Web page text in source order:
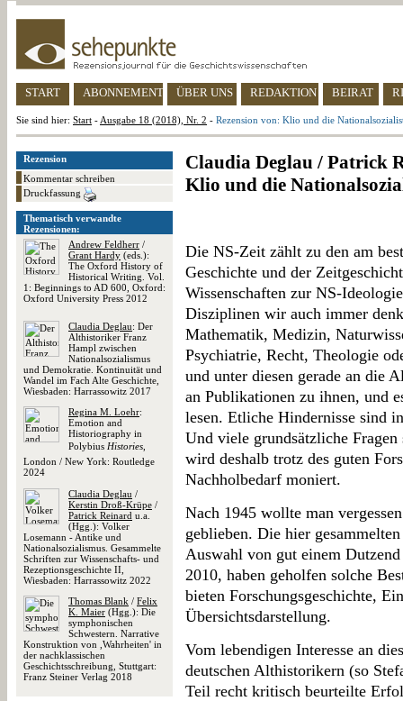
START ABONNEMENT ÜBER UNS REDAKTION BEIRAT
Sie sind hier: Start - Ausgabe 18 (2018), Nr. 2 - Rezension von: Klio und die
Rezension
Kommentar schreiben
Druckfassung
Thematisch verwandte
Rezensionen:
Andrew Feldherr /
Grant Hardy (eds.):
The Oxford History of
Historical Writing. Vol.
1: Beginnings to AD 600, Oxford:
Oxford University Press 2012
Claudia Deglau: Der
Althistoriker Franz
Hampl zwischen
Nationalsozialismus
und Demokratie. Kontinuität und
Wandel im Fach Alte Geschichte,
Wiesbaden: Harrassowitz 2017
Regina M. Loehr:
Emotion and
Historiography in
Polybius Histories
London / New York: Routledge
2024
Claudia Deglau /
Kerstin Droß-Krüpe /
Patrick Reinard u.a.
(Hgg.): Volker
Losemann - Antike und
Nationalsozialismus. Gesammelte
Schriften zur Wissenschafts- und
Rezeptionsgeschichte II,
Wiesbaden: Harrassowitz 2022
Thomas Blank / Felix
K. Maier (Hgg.): Die
symphonischen
Schwestern. Narrative
Konstruktion von ,Wahrheiten' in
der nachklassischen
Geschichtsschreibung, Stuttgart:
Franz Steiner Verlag 2018
Claudia Deglau / Patrick
Klio und die
Die NS-Zeit zählt zu den am
Geschichte und der
Wissenschaften zur NS-
Disziplinen wir auch immer
Mathematik, Medizin,
Psychiatrie, Recht, Theologie
und unter diesen gerade an die
an Publikationen zu ihnen, und
lesen. Etliche Hindernisse sind
Und viele grundsätzliche
wird deshalb trotz des guten
Nachholbedarf moniert.
Nach 1945 wollte man
geblieben. Die hier
Auswahl von gut einem
2010, haben geholfen solche
bieten Forschungsgeschichte,
Übersichtsdarstellung.
Vom lebendigen Interesse an
deutschen Althistorikern (so
Teil recht kritisch beurteilte